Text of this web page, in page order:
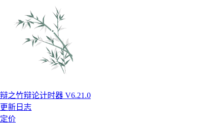
辩之竹辩论计时器 V6.21.0
更新日志
定价